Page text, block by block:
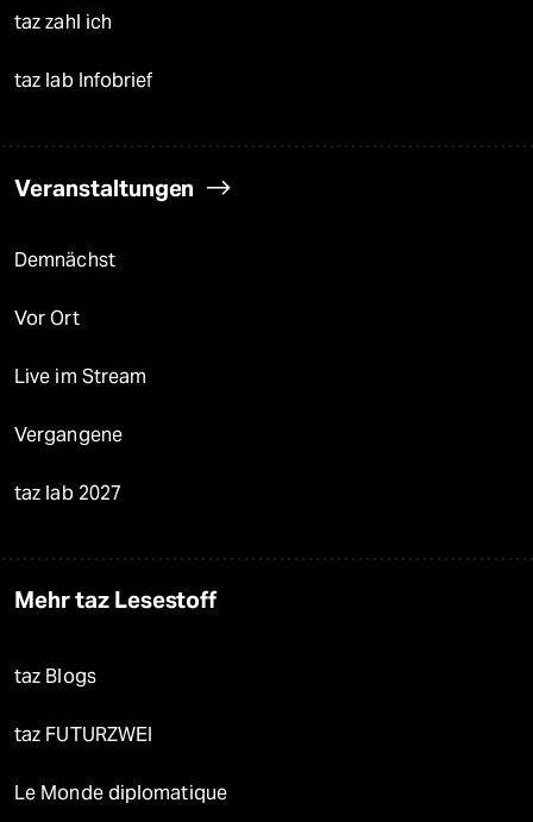
taz zahl ich
taz lab Infobrief
Veranstaltungen
Demnächst
Vor Ort
Live im Stream
Vergangene
taz lab 2027
Mehr taz Lesestoff
taz Blogs
taz FUTURZWEI
Le Monde diplomatique